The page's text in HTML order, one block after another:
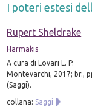
I poteri estesi
Rupert Sheldrake
Harmakis
A cura di Lovari L. P.
Montevarchi, 2017; br.,
(Saggi).
collana: Saggi